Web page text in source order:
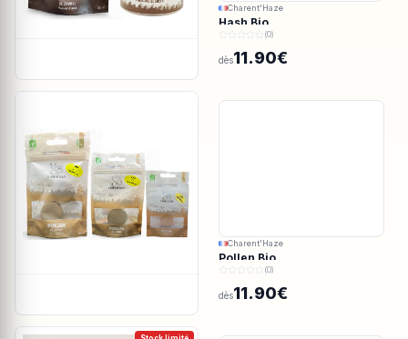
Charent'Haze
Hash Bio
(0)
dès11.90€
Charent'Haze
Pollen Bio
(0)
dès11.90€